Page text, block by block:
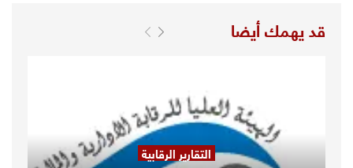
قد يهمك أيضا
التقارير الرقابية